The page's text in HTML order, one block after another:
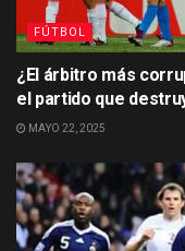
FÚTBOL
¿El árbitro más
el partido que
MAYO 22, 2025